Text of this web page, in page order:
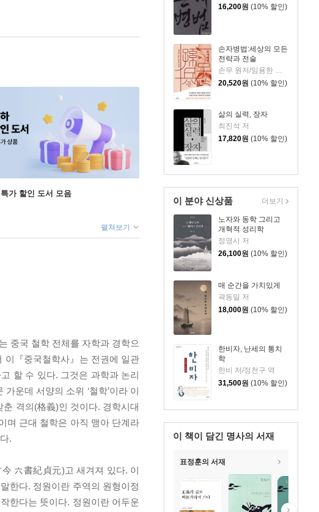
16,200원 (10% 할인)
손자병법:세상의 모든
전략과 전술
손무 원저/임용한 편저
20,520원 (10% 할인)
삶의 실력, 장자
최진석 저
17,820원 (10% 할인)
이 분야 신상품
노자와 동학 그리고
개혁적 성리학
정영시 저
26,100원 (10% 할인)
매 순간을 가치있게
곽동일 저
18,000원 (10% 할인)
한비자, 난세의 통치
학
한비 저/정천구 역
31,500원 (10% 할인)
더보기
이 책이 담긴 명사의 서재
표정훈의 서재
가 할인 도서 모음
펼쳐보기
중국 철학 전체를 자학과 경학으
이『중국철학사』는 전권에 일관
할 수 있다. 그것은 과학과 논리
운데 서양의 소위 ‘철학’이라 이
격의(格義)인 것이다. 경학시대
며 근대 철학은 아직 맹아 단계라
.
六書紀貞元)고 새겨져 있다. 이
한다. 정원이란 주역의 원형이정
한다는 뜻이다. 정원이란 어두운